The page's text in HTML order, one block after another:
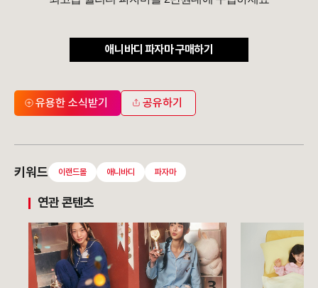
애니바디 파자마 구매하기
유용한 소식받기 공유하기
키워드 이랜드몰 애니바디 파자마
연관 콘텐츠